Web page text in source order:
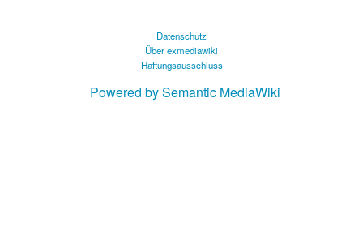
Datenschutz
Über exmediawiki
Haftungsausschluss
Powered by Semantic MediaWiki